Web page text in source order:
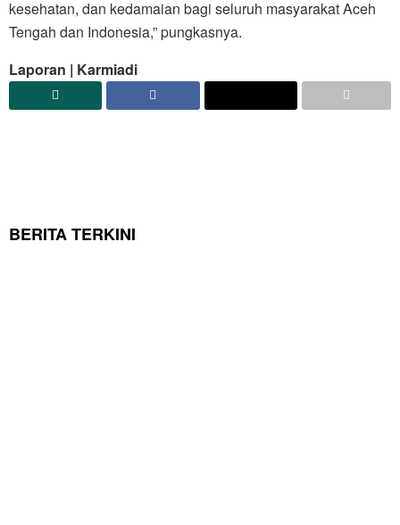
kesehatan, dan kedamaian bagi seluruh masyarakat Aceh
Tengah dan Indonesia,” pungkasnya.
Laporan | Karmiadi
BERITA TERKINI